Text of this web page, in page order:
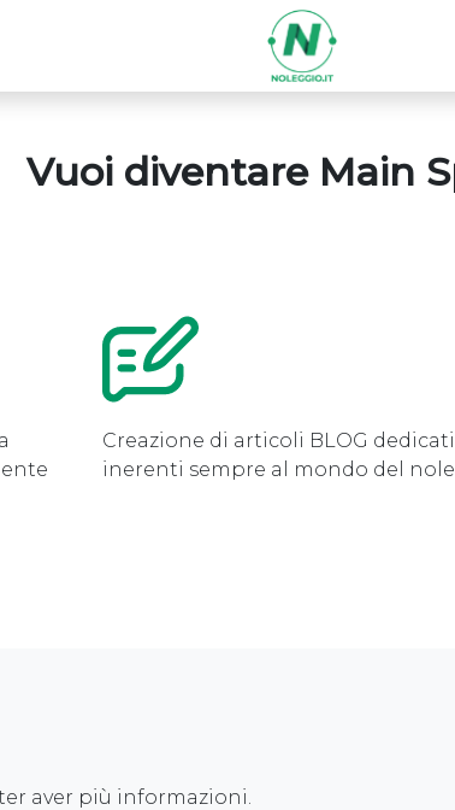
Vuoi diventare Main
Creazione di articoli BLOG dedicati
inerenti sempre al mondo del
aver più informazioni.